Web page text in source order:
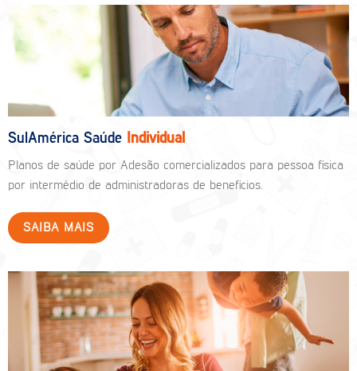
SulAmérica Saúde Individual
Planos de saúde por Adesão comercializados para pessoa física
por intermédio de administradoras de benefícios.
SAIBA MAIS